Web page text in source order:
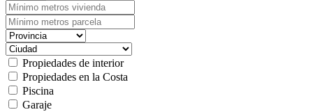
Propiedades de interior
Propiedades en la Costa
Piscina
Garaje